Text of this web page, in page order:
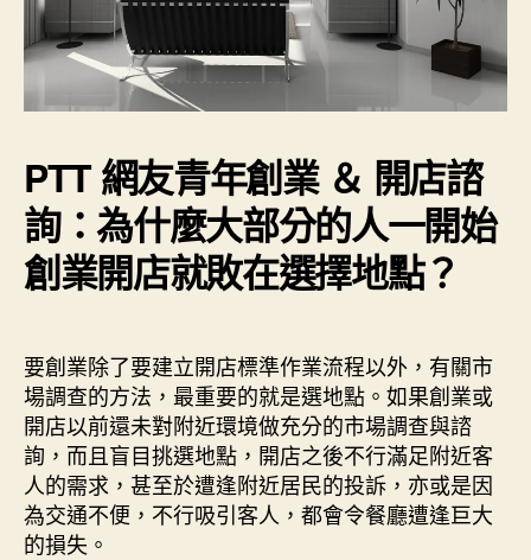
PTT 網友青年創業 ＆ 開店諮
詢：為什麼大部分的人一開始
創業開店就敗在選擇地點？
要創業除了要建立開店標準作業流程以外，有關市
場調查的方法，最重要的就是選地點。如果創業或
開店以前還未對附近環境做充分的市場調查與諮
詢，而且盲目挑選地點，開店之後不行滿足附近客
人的需求，甚至於遭逢附近居民的投訴，亦或是因
為交通不便，不行吸引客人，都會令餐廳遭逢巨大
的損失。